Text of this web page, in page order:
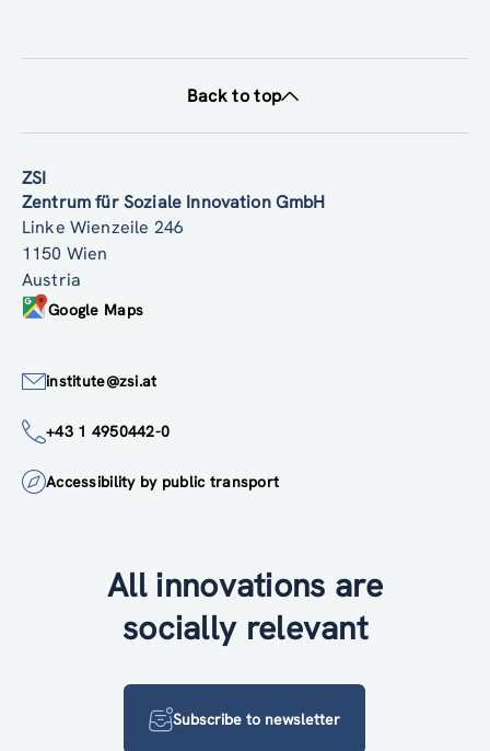
Back to top
ZSI
Zentrum für Soziale Innovation GmbH
Linke Wienzeile 246
1150 Wien
Austria
Google Maps
institute@zsi.at
+43 1 4950442-0
Accessibility by public transport
All innovations are
socially relevant
Subscribe to newsletter